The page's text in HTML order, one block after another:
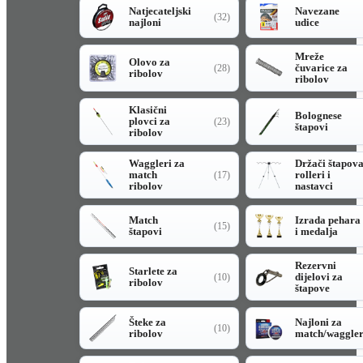
Natjecateljski
najloni
(32)
Navezane
udice
Olovo za
ribolov
(28)
Mreže
čuvarice za
ribolov
Klasični
plovci za
ribolov
(23)
Bolognese
štapovi
Waggleri za
match
ribolov
(17)
Držači štapova
rolleri i
nastavci
Match
štapovi
(15)
Izrada pehara
i medalja
Starlete za
ribolov
(10)
Rezervni
dijelovi za
štapove
Šteke za
ribolov
(10)
Najloni za
match/waggler